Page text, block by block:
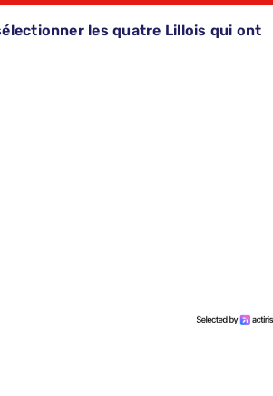
les quatre Lillois qui ont